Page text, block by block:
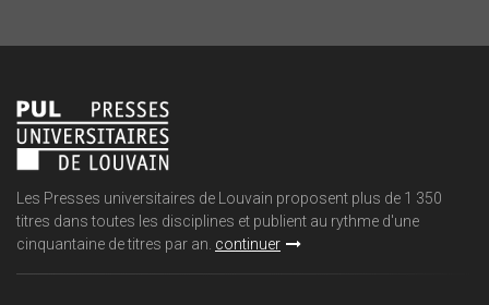
Les Presses universitaires de Louvain proposent plus de 1 350
titres dans toutes les disciplines et publient au rythme d'une
cinquantaine de titres par an. continuer